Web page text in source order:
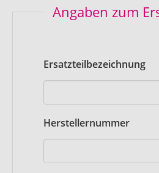
Angaben zum
Ersatzteilbezeichnung
Herstellernummer